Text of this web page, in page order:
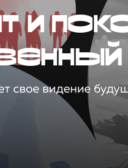
и
свое видение